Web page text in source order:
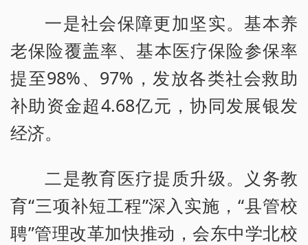
一是社会保障更加坚实。基本养
老保险覆盖率、基本医疗保险参保率
提至98%、97%，发放各类社会救助
补助资金超4.68亿元，协同发展银发
经济。
二是教育医疗提质升级。义务教
育“三项补短工程”深入实施，“县管校
聘”管理改革加快推动，会东中学北校